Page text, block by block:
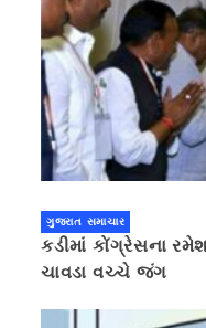
ગુજરાત સમાચાર
કડીમાં કોંગ્રેસના
ચાવડા વચ્ચે જંગ